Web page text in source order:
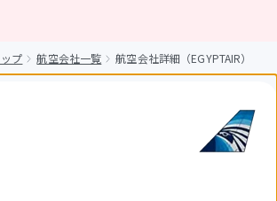
プ 航空会社一覧 航空会社詳細（EGYPTAIR）